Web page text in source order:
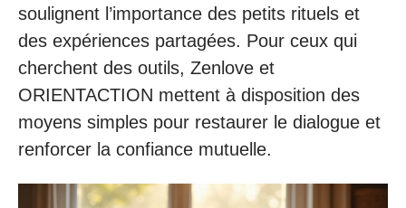
soulignent l’importance des petits rituels et
des expériences partagées. Pour ceux qui
cherchent des outils, Zenlove et
ORIENTACTION mettent à disposition des
moyens simples pour restaurer le dialogue et
renforcer la confiance mutuelle.